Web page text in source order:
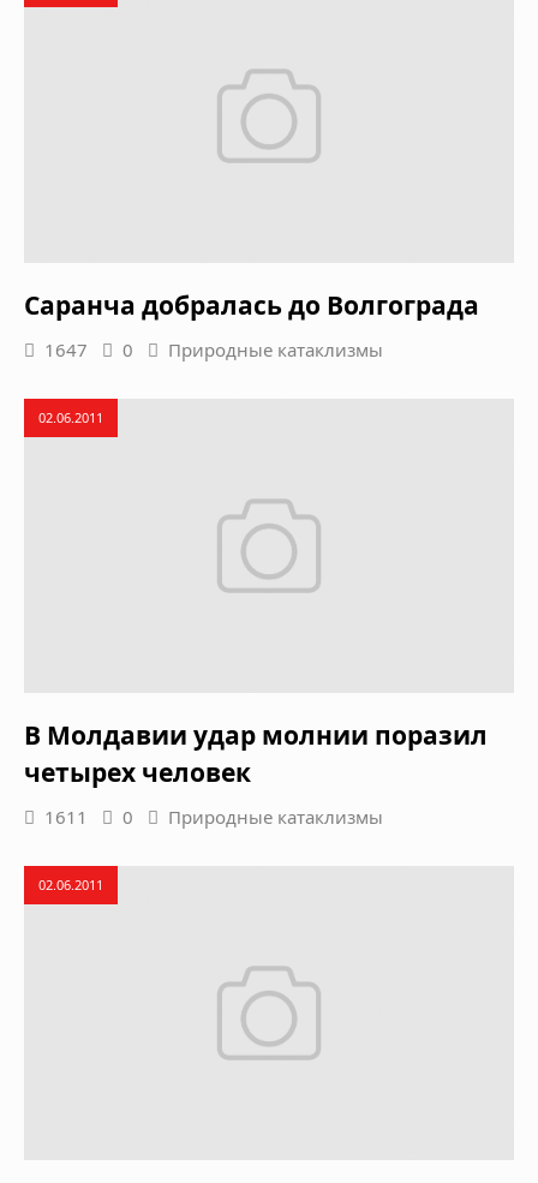
Саранча добралась до Волгограда
1647 0 Природные катаклизмы
02.06.2011
В Молдавии удар молнии поразил
четырех человек
1611 0 Природные катаклизмы
02.06.2011